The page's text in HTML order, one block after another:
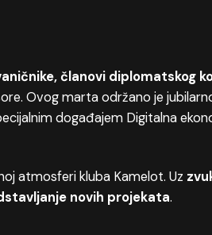
članovi diplomatskog
Ovog marta održano je
događajem Digitalna
atmosferi kluba Kamelot. Uz
novih projekata.